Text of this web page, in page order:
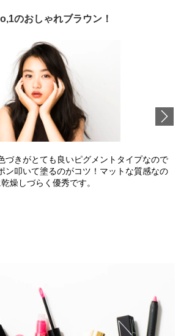
のおしゃれブラウン！
づきがとても良いピグメントタイプなので
ン叩いて塗るのがコツ！マットな質感なの
燥しづらく優秀です。